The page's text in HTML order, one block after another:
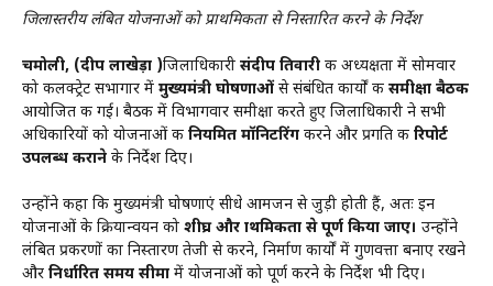
जिलास्तरीय लंबित योजनाओं को प्राथमिकता से निस्तारित करने के निर्देश
चमोली, (प्रदीप लाखेड़ा )जिलाधिकारी संदीप तिवारी की अध्यक्षता में सोमवार
को कलक्ट्रेट सभागार में मुख्यमंत्री घोषणाओं से संबंधित कार्यों की समीक्षा बैठक
आयोजित की गई। बैठक में विभागवार समीक्षा करते हुए जिलाधिकारी ने सभी
अधिकारियों को योजनाओं की नियमित मॉनिटरिंग करने और प्रगति की रिपोर्ट
उपलब्ध कराने के निर्देश दिए।
उन्होंने कहा कि मुख्यमंत्री घोषणाएं सीधे आमजन से जुड़ी होती हैं, अतः इन
योजनाओं के क्रियान्वयन को शीघ्र और प्राथमिकता से पूर्ण किया जाए। उन्होंने
लंबित प्रकरणों का निस्तारण तेजी से करने, निर्माण कार्यों में गुणवत्ता बनाए रखने
और निर्धारित समय सीमा में योजनाओं को पूर्ण करने के निर्देश भी दिए।